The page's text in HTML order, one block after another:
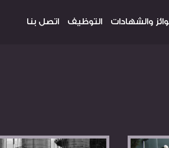
اتصل بنا التوظيف والشهادات